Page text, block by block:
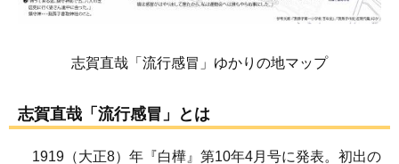
志賀直哉「流行感冒」ゆかりの地マップ
志賀直哉「流行感冒」とは
1919（大正8）年『白樺』第10年4月号に発表。初出の